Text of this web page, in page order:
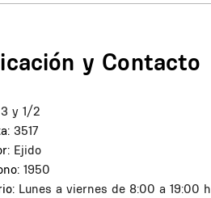
y Contacto
3 y 1/2
3517
Ejido
1950
Lunes a viernes de 8:00 a 19:00 h